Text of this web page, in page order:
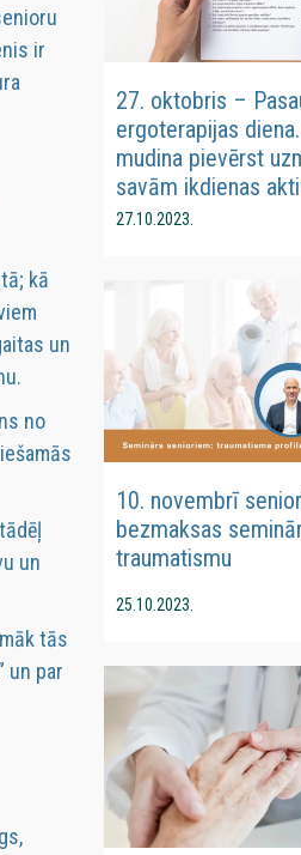
ir
kā
un
no
un
tās
un par
27. oktobris –
ergoterapijas
mudina pievērst
savām ikdienas
27.10.2023.
10. novembrī
bezmaksas
traumatismu
25.10.2023.